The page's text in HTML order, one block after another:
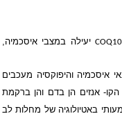
COQ10יעילה במצבי איסכמיה,
איסכמיה והיפוקסיה מעכבים
הקו- אנזים הן בדם והן ברקמת
באטיולוגיה של מחלות לב